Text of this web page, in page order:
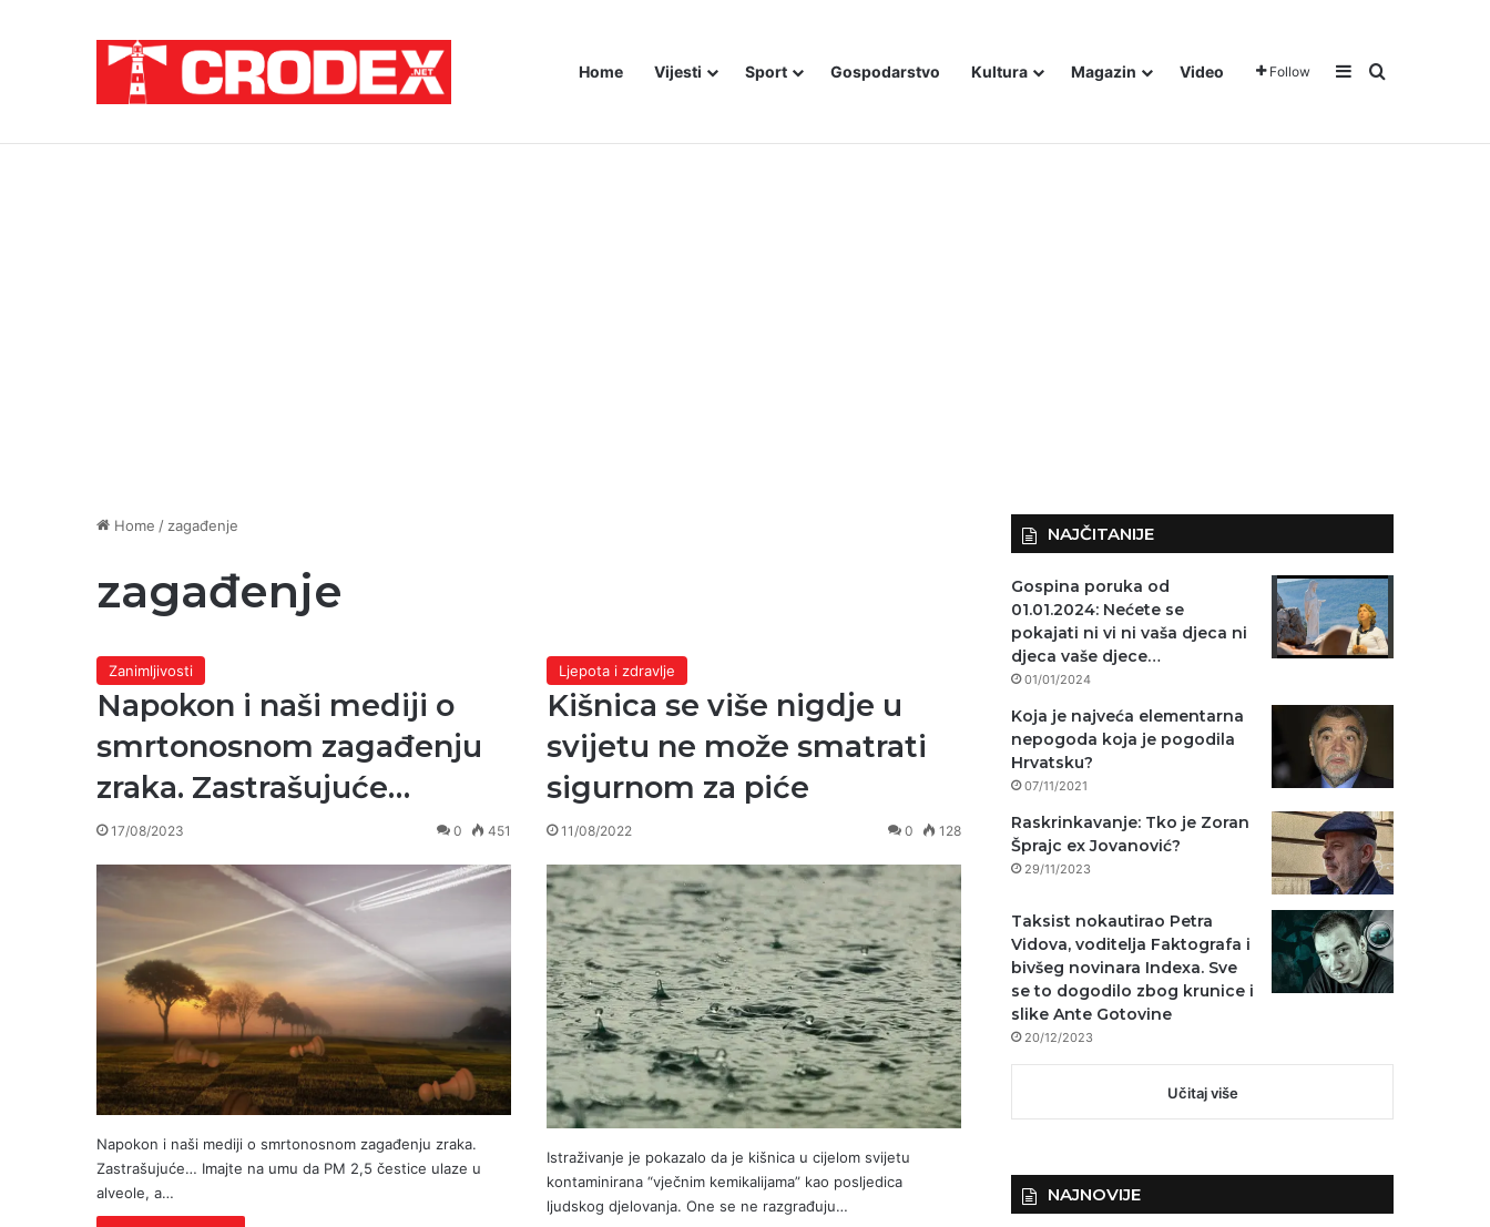
Home Vijesti Sport Gospodarstvo Kultura Magazin Video Follow Sidebar
Traži
Home / zagađenje
zagađenje
Zanimljivosti
Napokon i naši mediji o
smrtonosnom zagađenju
zraka. Zastrašujuće…
17/08/2023 0 451
Napokon i naši mediji o smrtonosnom zagađenju zraka.
Zastrašujuće… Imajte na umu da PM 2,5 čestice ulaze u
alveole, a…
Ljepota i zdravlje
Kišnica se više nigdje u
svijetu ne može smatrati
sigurnom za piće
11/08/2022 0 128
Istraživanje je pokazalo da je kišnica u cijelom svijetu
kontaminirana “vječnim kemikalijama” kao posljedica
ljudskog djelovanja. One se ne razgrađuju…
NAJČITANIJE
Gospina poruka od
01.01.2024: Nećete se
pokajati ni vi ni vaša djeca ni
djeca vaše djece…
01/01/2024
Koja je najveća elementarna
nepogoda koja je pogodila
Hrvatsku?
07/11/2021
Raskrinkavanje: Tko je Zoran
Šprajc ex Jovanović?
29/11/2023
Taksist nokautirao Petra
Vidova, voditelja Faktografa i
bivšeg novinara Indexa. Sve
se to dogodilo zbog krunice i
slike Ante Gotovine
20/12/2023
Učitaj više
NAJNOVIJE